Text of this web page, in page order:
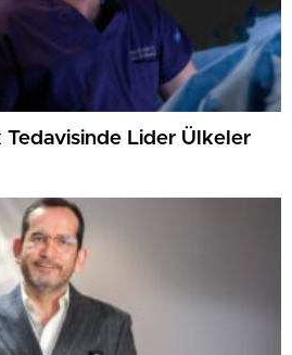
Tedavisinde Lider Ülkeler